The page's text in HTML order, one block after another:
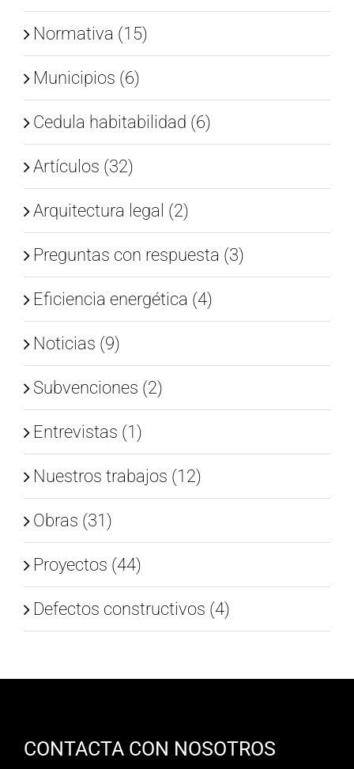
Normativa (15)
Municipios (6)
Cedula habitabilidad (6)
Artículos (32)
Arquitectura legal (2)
Preguntas con respuesta (3)
Eficiencia energética (4)
Noticias (9)
Subvenciones (2)
Entrevistas (1)
Nuestros trabajos (12)
Obras (31)
Proyectos (44)
Defectos constructivos (4)
CONTACTA CON NOSOTROS